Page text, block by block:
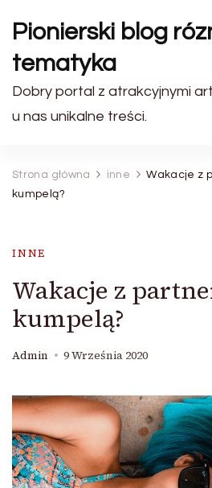
Pionierski blog
tematyka
Dobry portal z atrakcyjnymi
u nas unikalne treści.
Strona główna inne
Wakacje z
kumpelą?
INNE
Wakacje z
kumpelą?
Admin 9 Września 2020